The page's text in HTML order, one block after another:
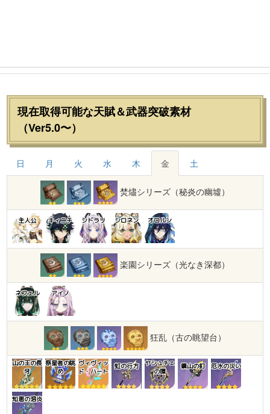
現在取得可能な天賦＆武器突破素材
（Ver5.0〜）
日 月 火 水 木 金 土
焚燼シリーズ（秘炎の幽墟）
主人公 キィニチ シトラリ シロネン オロルン
楽園シリーズ（光なき深都）
ネフェル アイノ
狂乱（古の眺望台）
山の王の長
牙
祭星者の眺
め
ヴィヴィッ
ド・ハート
虹の行方
ヤシュチェ
の環
鎮山の釘 厄水の災い
知恵の溶炎